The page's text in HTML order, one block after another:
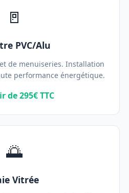
🚪
PVC/Alu
de menuiseries. Installation
performance énergétique.
de 295€ TTC
🌅
Vitrée